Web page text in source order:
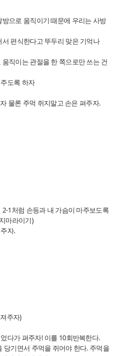
으로 움직이기 때문에 우리는 사방
편식한다고 뚜두리 맞은 기억나
직이는 관절을 한 쪽으로만 쓰는 건
도록 하자
물론 주먹 쥐지말고 손은 펴주자.
1처럼 손등과 내 가슴이 마주보도록
마라이기)
자.
주자)
다가 펴주자! 이를 10회반복한다.
당기면서 주먹을 쥐어야 한다. 주먹을